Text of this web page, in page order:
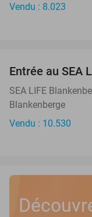
Vendu : 8.023
Entrée au SEA
SEA LIFE
Blankenberge
Vendu : 10.530